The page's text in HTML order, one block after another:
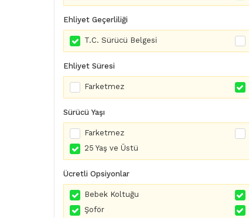
Ehliyet Geçerliliği
T.C. Sürücü Belgesi
Ehliyet Süresi
Farketmez
Sürücü Yaşı
Farketmez
25 Yaş ve Üstü
Ücretli Opsiyonlar
Bebek Koltuğu
Şoför